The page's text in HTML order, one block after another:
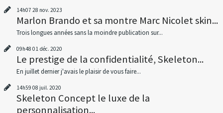
14h07 28 nov. 2023
Marlon Brando et sa montre Marc Nicolet skin...
Trois longues années sans la moindre publication sur...
09h48 01 déc. 2020
Le prestige de la confidentialité, Skeleton...
En juillet dernier j'avais le plaisir de vous faire...
14h59 08 juil. 2020
Skeleton Concept le luxe de la
personnalisation...